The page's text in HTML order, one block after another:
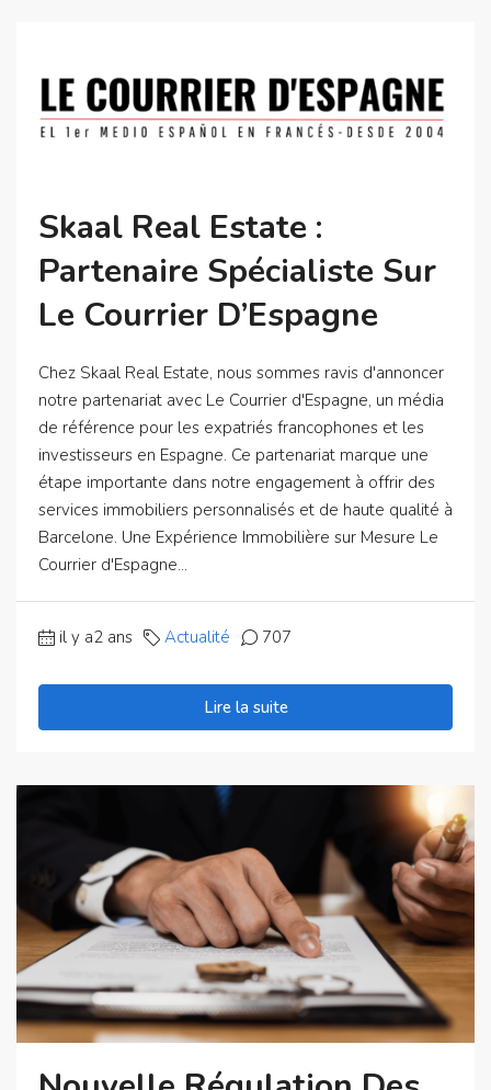
Skaal Real Estate :
Partenaire Spécialiste Sur
Le Courrier D’Espagne
Chez Skaal Real Estate, nous sommes ravis d'annoncer
notre partenariat avec Le Courrier d'Espagne, un média
de référence pour les expatriés francophones et les
investisseurs en Espagne. Ce partenariat marque une
étape importante dans notre engagement à offrir des
services immobiliers personnalisés et de haute qualité à
Barcelone. Une Expérience Immobilière sur Mesure Le
Courrier d'Espagne...
il y a2 ans Actualité 707
Lire la suite